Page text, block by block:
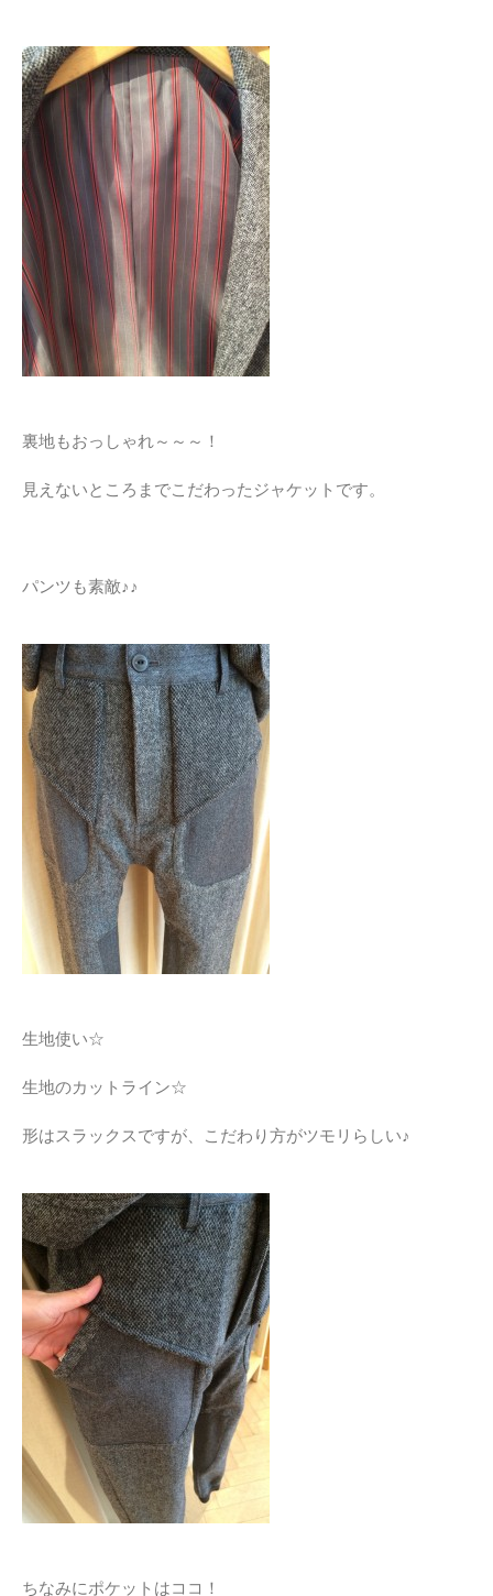
裏地もおっしゃれ～～～！
見えないところまでこだわったジャケットです。
パンツも素敵♪♪
生地使い☆
生地のカットライン☆
形はスラックスですが、こだわり方がツモリらしい♪
ちなみにポケットはココ！